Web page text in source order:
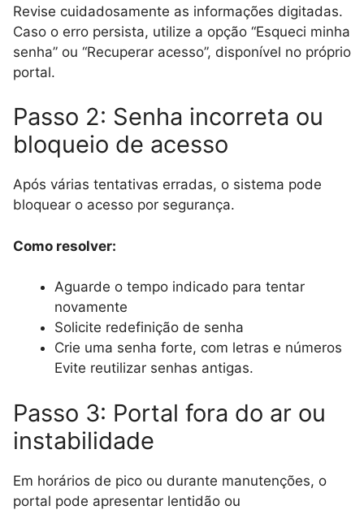
Revise cuidadosamente as informações digitadas.
Caso o erro persista, utilize a opção “Esqueci minha
senha” ou “Recuperar acesso”, disponível no próprio
portal.
Passo 2: Senha incorreta ou
bloqueio de acesso
Após várias tentativas erradas, o sistema pode
bloquear o acesso por segurança.
Como resolver:
Aguarde o tempo indicado para tentar
novamente
Solicite redefinição de senha
Crie uma senha forte, com letras e números
Evite reutilizar senhas antigas.
Passo 3: Portal fora do ar ou
instabilidade
Em horários de pico ou durante manutenções, o
portal pode apresentar lentidão ou